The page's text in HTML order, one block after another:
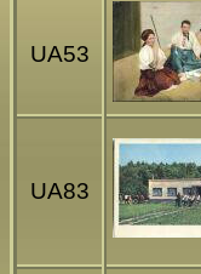
UA53
UA83